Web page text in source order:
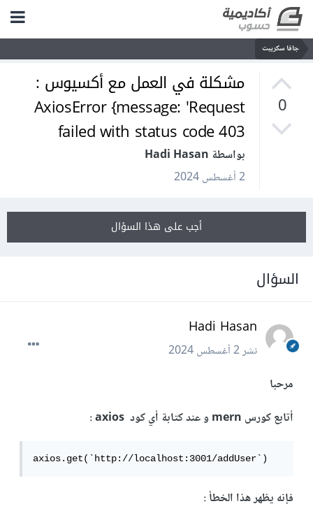
جافا سكريبت
0
مشكلة في العمل مع أكسيوس :
AxiosError {message: 'Request
failed with status code 403
بواسطة Hadi Hasan
2 أغسطس 2024
أجب على هذا السؤال
السؤال
Hadi Hasan
نشر2 أغسطس 2024
مرحبا
أتابع كورس mern و عند كتابة أي كود axios
:
axios.get(`http://localhost:3001/addUser`)
فإنه يظهر هذا الخطأ